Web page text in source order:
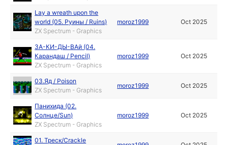
Lay a wreath upon the
world (05. Руины / Ruins)
ZX Spectrum - Graphics
moroz1999 Oct 2025
ЗА-КИ-ДЫ-ВАй (04.
Карандаш / Pencil)
ZX Spectrum - Graphics
moroz1999 Oct 2025
03.Яд / Poison
ZX Spectrum - Graphics
moroz1999 Oct 2025
Панихида (02.
Солнце/Sun)
ZX Spectrum - Graphics
moroz1999 Oct 2025
01. Треск/Crackle